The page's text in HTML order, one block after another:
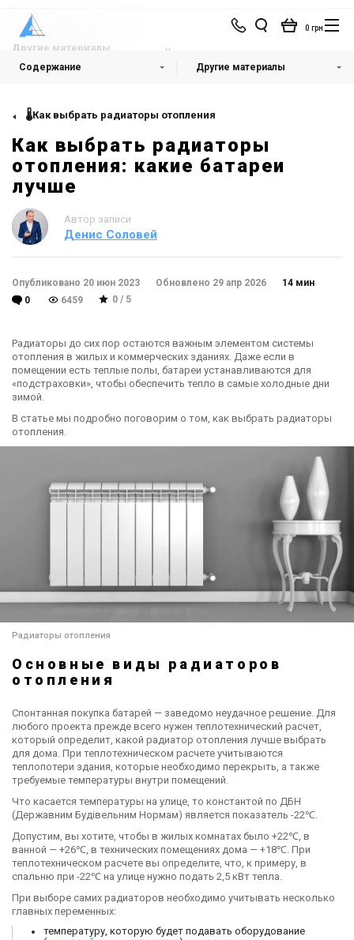
0 грн
Другие материалы
Содержание Другие материалы
🌡️Как выбрать радиаторы отопления
Как выбрать радиаторы
отопления: какие батареи
лучше
Автор записи
Денис Соловей
Опубликовано 20 июн 2023 Обновлено 29 апр 2026
14 мин
0
6459 0 / 5
Радиаторы до сих пор остаются важным элементом системы
отопления в жилых и коммерческих зданиях. Даже если в
помещении есть теплые полы, батареи устанавливаются для
«подстраховки», чтобы обеспечить тепло в самые холодные дни
зимой.
В статье мы подробно поговорим о том, как выбрать радиаторы
отопления.
Радиаторы отопления
Основные виды радиаторов
отопления
Спонтанная покупка батарей — заведомо неудачное решение. Для
любого проекта прежде всего нужен теплотехнический расчет,
который определит, какой радиатор отопления лучше выбрать
для дома. При теплотехническом расчете учитываются
теплопотери здания, которые необходимо перекрыть, а также
требуемые температуры внутри помещений.
Что касается температуры на улице, то константой по ДБН
(Державним Будівельним Нормам) является показатель -22℃.
Допустим, вы хотите, чтобы в жилых комнатах было +22℃, в
ванной — +26℃, в технических помещениях дома — +18℃. При
теплотехническом расчете вы определите, что, к примеру, в
спальню при -22℃ на улице нужно подать 2,5 кВт тепла.
При выборе самих радиаторов необходимо учитывать несколько
главных переменных:
температуру, которую будет подавать оборудование